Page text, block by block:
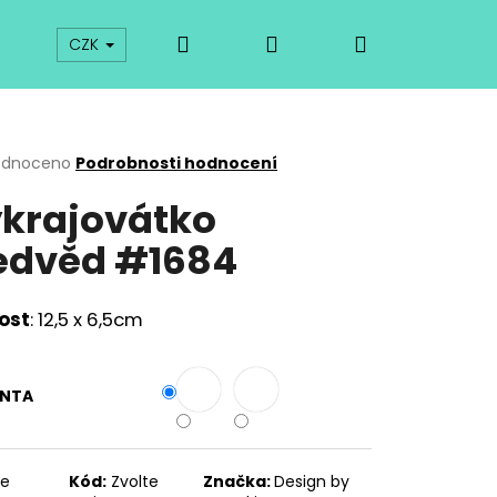
Kurzy Odkazy O vykrajovátkách
CZK Přihlášení
Podrobnosti hodnocení
#1684
: 12,5 x 6,5cm
Kód: Zvolte
Značka:Design by